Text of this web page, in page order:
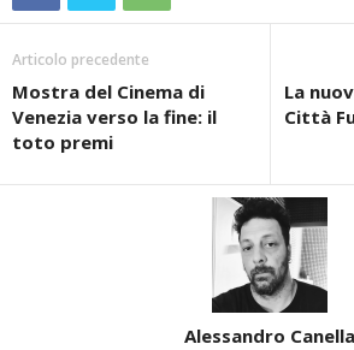
Articolo precedente
Mostra del Cinema di
Venezia verso la fine: il
toto premi
La
Città
Alessandro Canella